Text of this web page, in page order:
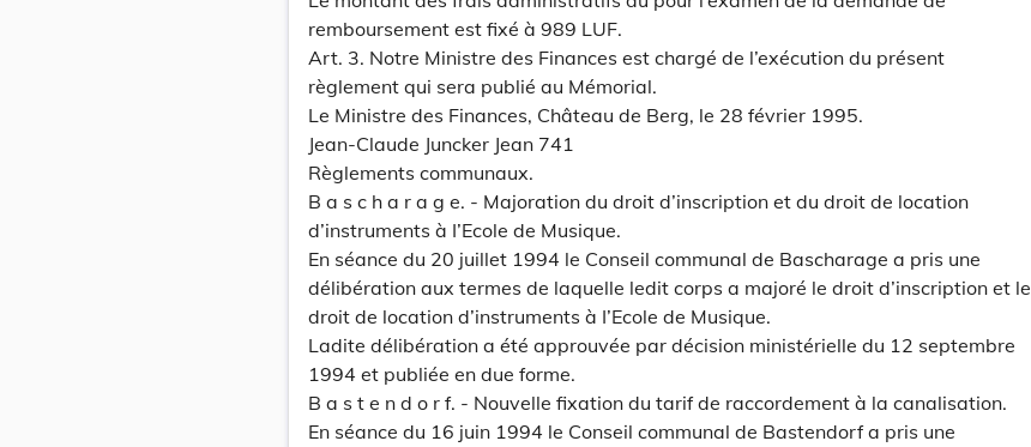
remboursement est fixé à 989 LUF.
Art. 3. Notre Ministre des Finances est chargé de l’exécution du présent
règlement qui sera publié au Mémorial.
Le Ministre des Finances, Château de Berg, le 28 février 1995.
Jean-Claude Juncker Jean 741
Règlements communaux.
B a s c h a r a g e. - Majoration du droit d’inscription et du droit de location
d’instruments à I’Ecole de Musique.
En séance du 20 juillet 1994 le Conseil communal de Bascharage a pris une
délibération aux termes de laquelle ledit corps a majoré le droit d’inscription et le
droit de location d’instruments à I’Ecole de Musique.
Ladite délibération a été approuvée par décision ministérielle du 12 septembre
1994 et publiée en due forme.
B a s t e n d o r f. - Nouvelle fixation du tarif de raccordement à la canalisation.
En séance du 16 juin 1994 le Conseil communal de Bastendorf a pris une